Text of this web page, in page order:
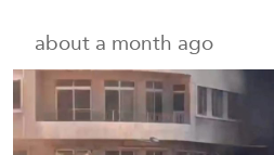
about a month ago